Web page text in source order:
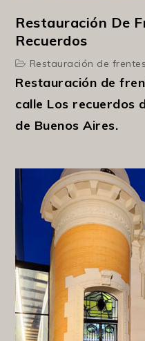
Restauración De
Recuerdos
Restauración de frentes
Restauración de
calle Los recuerdos
de Buenos Aires.